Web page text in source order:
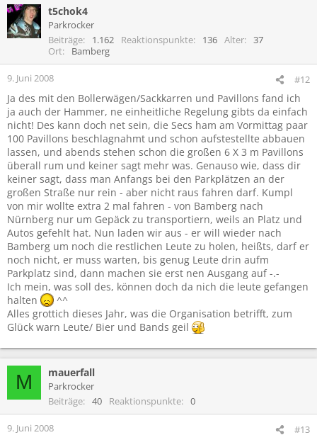
t5chok4
Parkrocker
Beiträge
1.162 Reaktionspunkte 136 Alter
37
Ort
Bamberg
9. Juni 2008 #12
Ja des mit den Bollerwägen/Sackkarren und Pavillons fand ich
ja auch der Hammer, ne einheitliche Regelung gibts da einfach
nicht! Des kann doch net sein, die Secs ham am Vormittag paar
100 Pavillons beschlagnahmt und schon aufstestellte abbauen
lassen, und abends stehen schon die großen 6 X 3 m Pavillons
überall rum und keiner sagt mehr was. Genauso wie, dass dir
keiner sagt, dass man Anfangs bei den Parkplätzen an der
großen Straße nur rein - aber nicht raus fahren darf. Kumpl
von mir wollte extra 2 mal fahren - von Bamberg nach
Nürnberg nur um Gepäck zu transportiern, weils an Platz und
Autos gefehlt hat. Nun laden wir aus - er will wieder nach
Bamberg um noch die restlichen Leute zu holen, heißts, darf er
noch nicht, er muss warten, bis genug Leute drin aufm
Parkplatz sind, dann machen sie erst nen Ausgang auf -.-
Ich mein, was soll des, können doch da nich die leute gefangen
halten
^^
Alles grottich dieses Jahr, was die Organisation betrifft, zum
Glück warn Leute/ Bier und Bands geil
M mauerfall
Parkrocker
Beiträge
40 Reaktionspunkte 0
9. Juni 2008 #13